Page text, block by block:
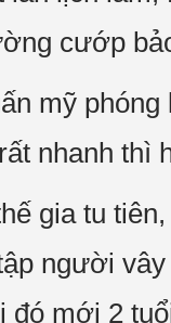
cướp
mỹ
nhanh thì
gia tu
người
đó mới 2